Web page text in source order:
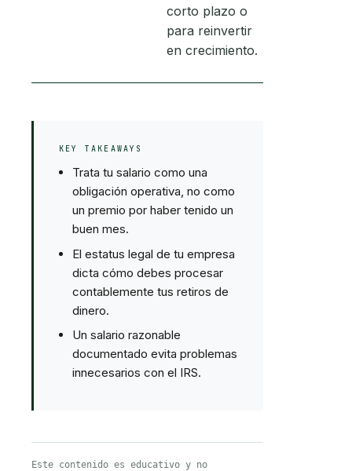
corto plazo o
para reinvertir
en crecimiento.
KEY TAKEAWAYS
Trata tu salario como una
obligación operativa, no como
un premio por haber tenido un
buen mes.
El estatus legal de tu empresa
dicta cómo debes procesar
contablemente tus retiros de
dinero.
Un salario razonable
documentado evita problemas
innecesarios con el IRS.
Este contenido es educativo y no